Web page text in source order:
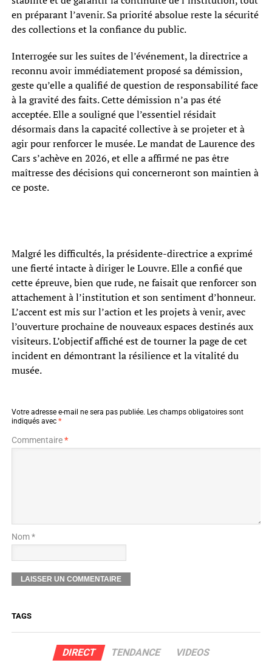
en préparant l’avenir. Sa priorité absolue reste la sécurité
des collections et la confiance du public.
Interrogée sur les suites de l’événement, la directrice a
reconnu avoir immédiatement proposé sa démission,
geste qu’elle a qualifié de question de responsabilité face
à la gravité des faits. Cette démission n’a pas été
acceptée. Elle a souligné que l’essentiel résidait
désormais dans la capacité collective à se projeter et à
agir pour renforcer le musée. Le mandat de Laurence des
Cars s’achève en 2026, et elle a affirmé ne pas être
maîtresse des décisions qui concerneront son maintien à
ce poste.
Malgré les difficultés, la présidente-directrice a exprimé
une fierté intacte à diriger le Louvre. Elle a confié que
cette épreuve, bien que rude, ne faisait que renforcer son
attachement à l’institution et son sentiment d’honneur.
L’accent est mis sur l’action et les projets à venir, avec
l’ouverture prochaine de nouveaux espaces destinés aux
visiteurs. L’objectif affiché est de tourner la page de cet
incident en démontrant la résilience et la vitalité du
musée.
Votre adresse e-mail ne sera pas publiée. Les champs obligatoires sont
indiqués avec *
Commentaire*
Nom *
TAGS
DIRECT TENDANCE VIDEOS